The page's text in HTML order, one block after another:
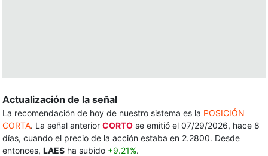
Actualización de la señal
La recomendación de hoy de nuestro sistema es la POSICIÓN
CORTA. La señal anterior CORTO se emitió el 07/29/2026, hace 8
días, cuando el precio de la acción estaba en 2.2800. Desde
entonces, LAES ha subido +9.21%.